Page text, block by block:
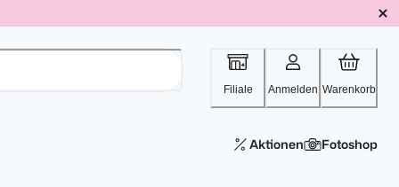
Filiale Anmelden Warenkorb
Aktionen Fotoshop